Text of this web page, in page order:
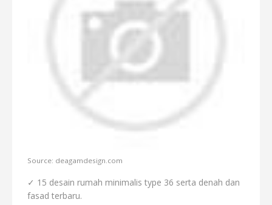
Source: deagamdesign.com
✓ 15 desain rumah minimalis type 36 serta denah dan
fasad terbaru.